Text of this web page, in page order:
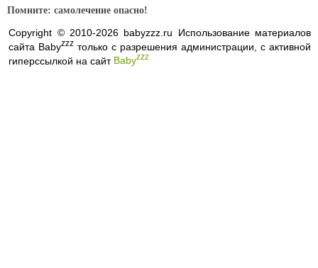
Помните: самолечение опасно!
Copyright © 2010-2026 babyzzz.ru Использование материалов
сайта Babyzzz только с разрешения администрации, с активной
гиперссылкой на сайт Babyzzz